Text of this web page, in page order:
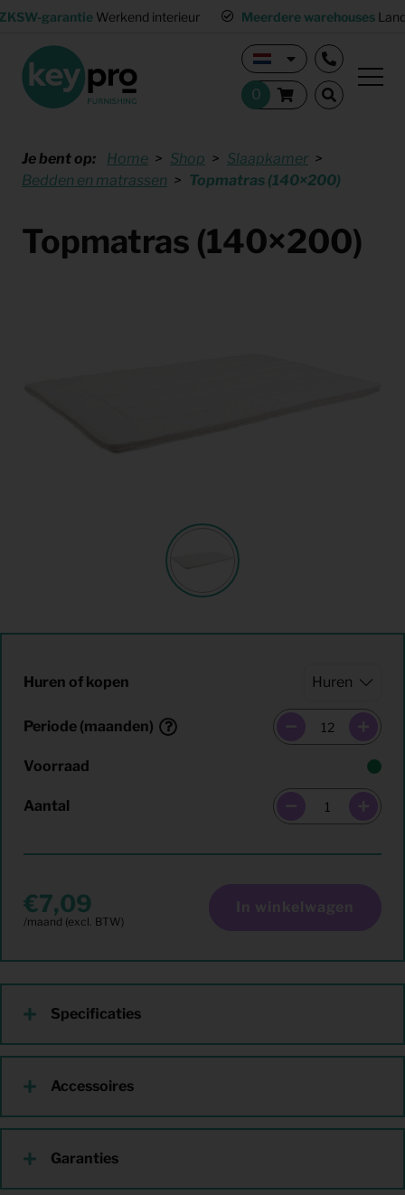
garantie Werkend interieur Meerdere warehouses
Je bent op: Home Shop
Slaapkamer
Bedden en matrassen
Topmatras (140×200)
Topmatras (140×200)
Huren of kopen
Periode (maanden)
Voorraad
Aantal
7,09 In winkelwagen
Specificaties
Accessoires
Garanties